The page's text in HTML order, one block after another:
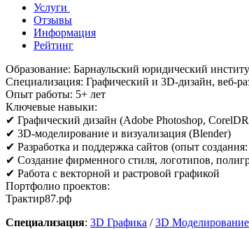
Услуги
Отзывы
Информация
Рейтинг
Образование: Барнаульский юридический
Специализация: Графический и 3D-дизайн, веб-
Опыт работы: 5+ лет
Ключевые навыки:
✔ Графический дизайн (Adobe Photoshop,
✔ 3D-моделирование и визуализация (Blender)
✔ Разработка и поддержка сайтов (опыт
✔ Создание фирменного стиля, логотипов,
✔ Работа с векторной и растровой графикой
Портфолио проектов:
Трактир87.рф
Специализация: 3D Графика /3D Моделирование